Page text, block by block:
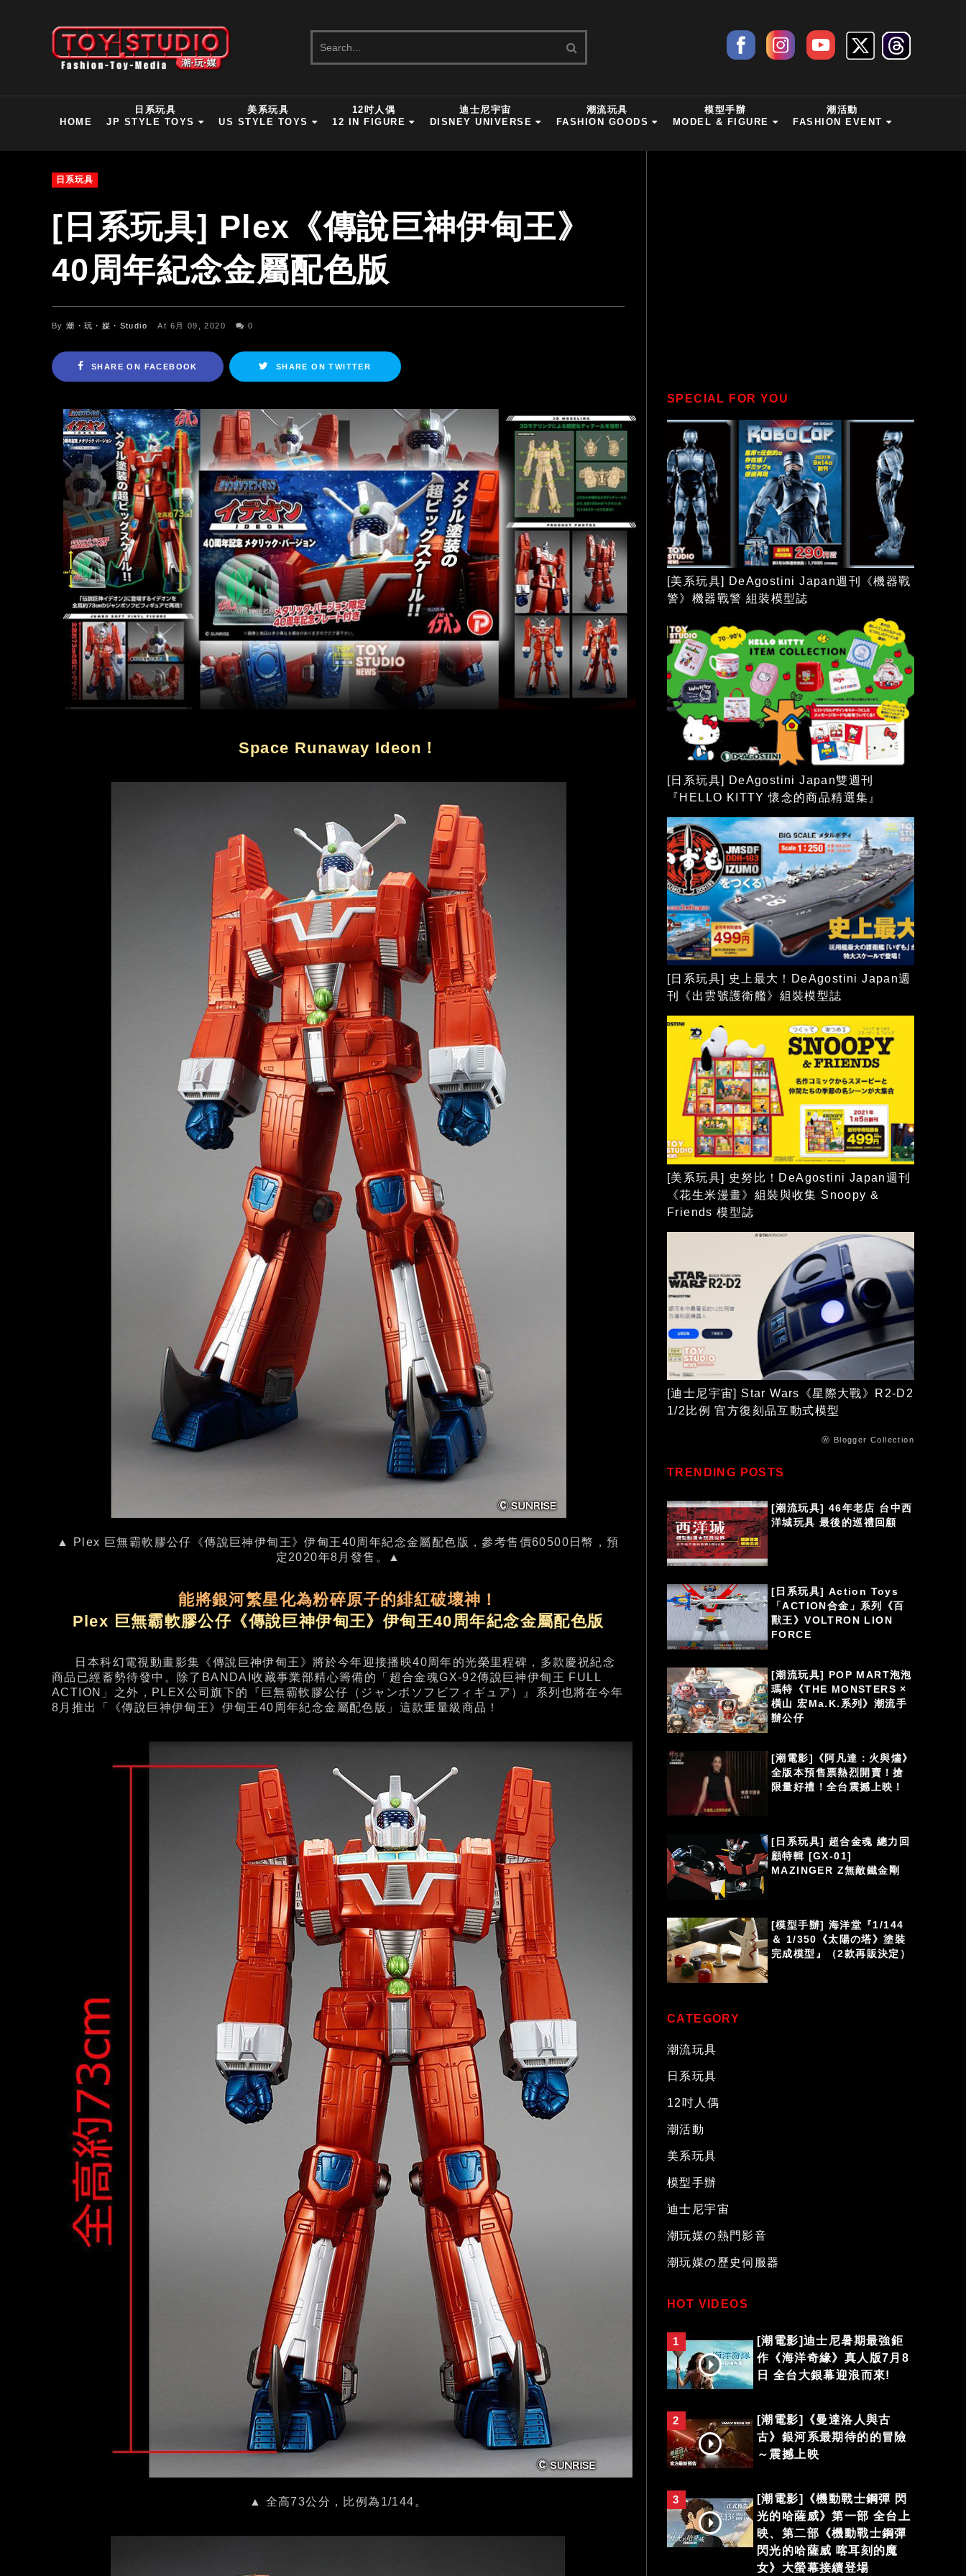
HOME
日系玩具
JP STYLE TOYS
美系玩具
US STYLE TOYS
12吋人偶
12 IN FIGURE
迪士尼宇宙
DISNEY UNIVERSE
潮流玩具
FASHION GOODS
模型手辦
MODEL & FIGURE
潮活動
FASHION EVENT
日系玩具
[日系玩具] Plex《傳說巨神伊甸王》
40周年紀念金屬配色版
By潮・玩・媒・Studio At 6月 09, 2020 0
SHARE ON FACEBOOK SHARE ON TWITTER
Space Runaway Ideon！
▲ Plex 巨無霸軟膠公仔《傳說巨神伊甸王》伊甸王40周年紀念金屬配色版，參考售價60500日幣，預
定2020年8月發售。▲
能將銀河繁星化為粉碎原子的緋紅破壞神！
Plex 巨無霸軟膠公仔《傳說巨神伊甸王》伊甸王40周年紀念金屬配色版
日本科幻電視動畫影集《傳說巨神伊甸王》將於今年迎接播映40周年的光榮里程碑，多款慶祝紀念
商品已經蓄勢待發中。除了BANDAI收藏事業部精心籌備的「超合金魂GX-92傳說巨神伊甸王 FULL
ACTION」之外，PLEX公司旗下的『巨無霸軟膠公仔（ジャンボソフビフィギュア）』系列也將在今年
8月推出「《傳說巨神伊甸王》伊甸王40周年紀念金屬配色版」這款重量級商品！
▲ 全高73公分，比例為1/144。
SPECIAL FOR YOU
[美系玩具] DeAgostini Japan週刊《機器戰
警》機器戰警 組裝模型誌
[日系玩具] DeAgostini Japan雙週刊
『HELLO KITTY 懷念的商品精選集』
[日系玩具] 史上最大！DeAgostini Japan週
刊《出雲號護衛艦》組裝模型誌
[美系玩具] 史努比！DeAgostini Japan週刊
《花生米漫畫》組裝與收集 Snoopy &
Friends 模型誌
[迪士尼宇宙] Star Wars《星際大戰》R2-D2
1/2比例 官方復刻品互動式模型
ⓦ Blogger Collection
TRENDING POSTS
[潮流玩具] 46年老店 台中西
洋城玩具 最後的巡禮回顧
[日系玩具] Action Toys
「ACTION合金」系列《百
獸王》VOLTRON LION
FORCE
[潮流玩具] POP MART泡泡
瑪特《THE MONSTERS ×
橫山 宏Ma.K.系列》潮流手
辦公仔
[潮電影]《阿凡達：火與燼》
全版本預售票熱烈開賣！搶
限量好禮！全台震撼上映！
[日系玩具] 超合金魂 總力回
顧特輯 [GX-01]
MAZINGER Z無敵鐵金剛
[模型手辦] 海洋堂『1/144
＆ 1/350《太陽の塔》塗裝
完成模型』（2款再販決定）
CATEGORY
潮流玩具
日系玩具
12吋人偶
潮活動
美系玩具
模型手辦
迪士尼宇宙
潮玩媒の熱門影音
潮玩媒の歷史伺服器
HOT VIDEOS
1
[潮電影]迪士尼暑期最強鉅
作《海洋奇緣》真人版7月8
日 全台大銀幕迎浪而來!
2
[潮電影]《曼達洛人與古
古》銀河系最期待的的冒險
～震撼上映
3
[潮電影]《機動戰士鋼彈 閃
光的哈薩威》第一部 全台上
映、第二部《機動戰士鋼彈
閃光的哈薩威 喀耳刻的魔
女》大螢幕接續登場